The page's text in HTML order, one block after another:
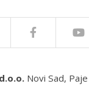
Novi Sad,